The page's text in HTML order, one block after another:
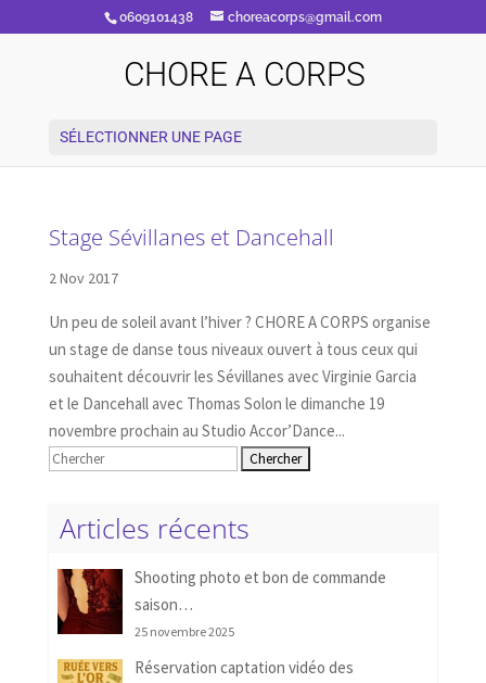
0609101438 choreacorps@gmail.com
CHORE A CORPS
SÉLECTIONNER UNE PAGE
Stage Sévillanes et Dancehall
2 Nov 2017
Un peu de soleil avant l’hiver ? CHORE A CORPS organise
un stage de danse tous niveaux ouvert à tous ceux qui
souhaitent découvrir les Sévillanes avec Virginie Garcia
et le Dancehall avec Thomas Solon le dimanche 19
novembre prochain au Studio Accor’Dance...
Rechercher:
Articles récents
Shooting photo et bon de commande
saison…
25 novembre 2025
Réservation captation vidéo des